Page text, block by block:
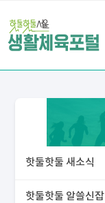
핫둘핫둘 새소식
핫둘핫둘 알쓸신잡